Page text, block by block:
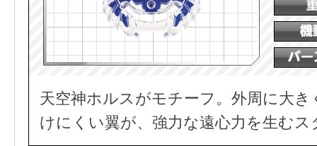
天空神ホルスがモチーフ。外周に大
けにくい翼が、強力な遠心力を生む